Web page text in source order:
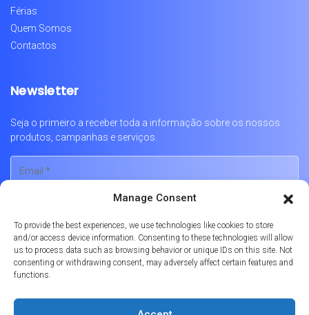
Manage Consent
To provide the best experiences, we use technologies like cookies to store
and/or access device information. Consenting to these technologies will allow
us to process data such as browsing behavior or unique IDs on this site. Not
consenting or withdrawing consent, may adversely affect certain features and
functions.
Férias
Quem Somos
Contactos
Newsletter
Seja o primeiro a receber toda a informação sobre os nossos
produtos, campanhas e serviços.
Português